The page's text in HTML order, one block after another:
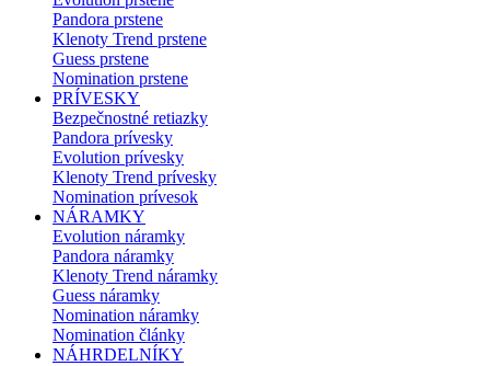
Pandora prstene
Klenoty Trend prstene
Guess prstene
Nomination prstene
PRÍVESKY
Bezpečnostné retiazky
Pandora prívesky
Evolution prívesky
Klenoty Trend prívesky
Nomination prívesok
NÁRAMKY
Evolution náramky
Pandora náramky
Klenoty Trend náramky
Guess náramky
Nomination náramky
Nomination články
NÁHRDELNÍKY